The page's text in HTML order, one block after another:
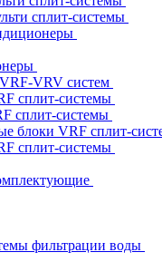
сплит-системы
VRV систем
сплит-системы
сплит-системы
блоки VRF сплит-
сплит-системы
фильтрации воды